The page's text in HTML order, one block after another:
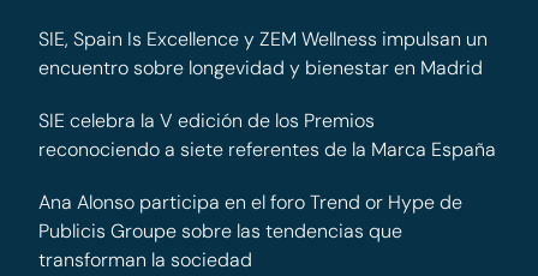
SIE, Spain Is Excellence y ZEM Wellness impulsan un
encuentro sobre longevidad y bienestar en Madrid
SIE celebra la V edición de los Premios
reconociendo a siete referentes de la Marca España
Ana Alonso participa en el foro Trend or Hype de
Publicis Groupe sobre las tendencias que
transforman la sociedad